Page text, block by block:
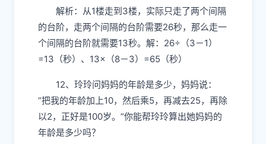
解析：从1楼走到3楼，实际只走了两个间隔
的台阶，走两个间隔的台阶需要26秒，那么走一
个间隔的台阶就需要13秒。解：26÷（3－1）
=13（秒）、13×（8－3）=65（秒）
12、玲玲问妈妈的年龄是多少，妈妈说：
“把我的年龄加上10，然后乘5，再减去25，再除
以2，正好是100岁。”你能帮玲玲算出她妈妈的
年龄是多少吗？